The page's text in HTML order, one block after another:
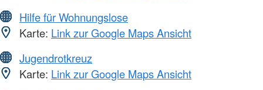
Hilfe für Wohnungslose
Karte: Link zur Google Maps Ansicht
Jugendrotkreuz
Karte: Link zur Google Maps Ansicht